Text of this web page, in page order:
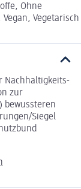
Ohne
Vegetarisch
Nachhaltigkeits-
zur
bewussteren
Siegel